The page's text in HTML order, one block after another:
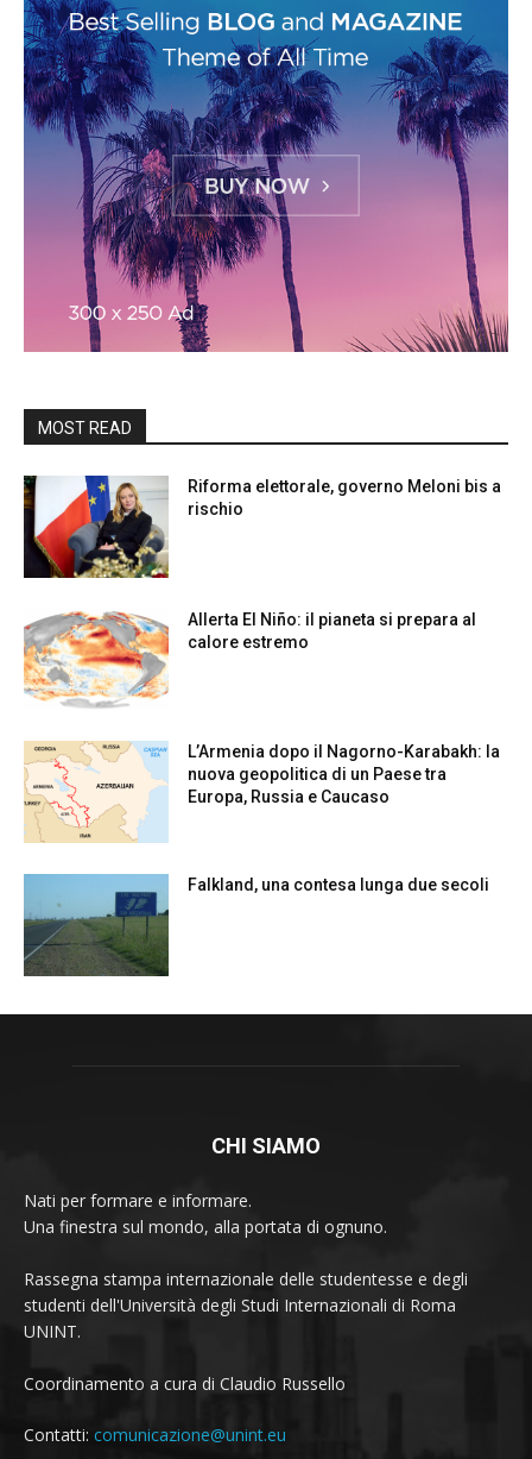
MOST READ
Riforma elettorale, governo Meloni bis a
rischio
Allerta El Niño: il pianeta si prepara al
calore estremo
L’Armenia dopo il Nagorno-Karabakh: la
nuova geopolitica di un Paese tra
Europa, Russia e Caucaso
Falkland, una contesa lunga due secoli
CHI SIAMO
Nati per formare e informare.
Una finestra sul mondo, alla portata di ognuno.
Rassegna stampa internazionale delle studentesse e degli
studenti dell'Università degli Studi Internazionali di Roma
UNINT.
Coordinamento a cura di Claudio Russello
Contatti: comunicazione@unint.eu